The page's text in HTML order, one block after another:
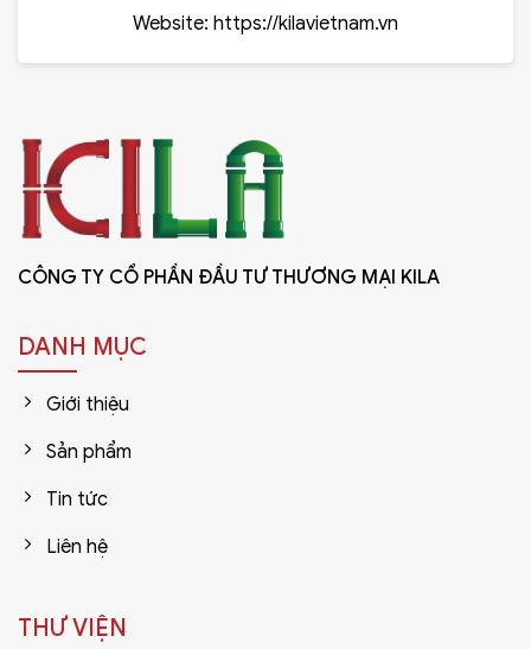
Website: https://kilavietnam.vn
CÔNG TY CỔ PHẦN ĐẦU TƯ THƯƠNG MẠI KILA
DANH MỤC
Giới thiệu
Sản phẩm
Tin tức
Liên hệ
THƯ VIỆN